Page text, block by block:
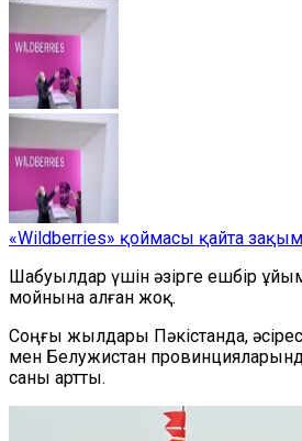
«Wildberries» қоймасы қайта
Шабуылдар үшін әзірге ешбір
мойнына алған жоқ.
Соңғы жылдары Пәкістанда,
мен Белужистан
саны артты.